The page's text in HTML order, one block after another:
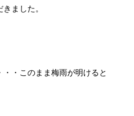
ました。
・・このまま梅雨が明けると